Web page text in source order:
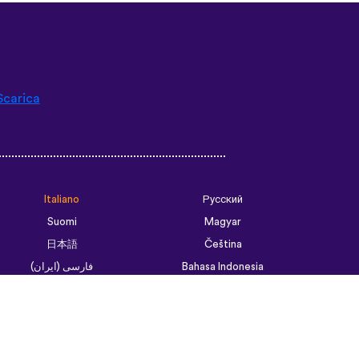
Italiano
Русский
Suomi
Magyar
日本語
Čeština
فارسی (ایران)
Bahasa Indonesia